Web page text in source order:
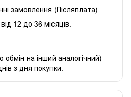
замовлення (Післяплата)
12 до 36 місяців.
на інший аналогічний)
з дня покупки.